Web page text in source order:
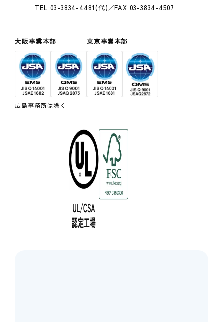
TEL 03-3834-4481(代)／FAX 03-3834-4507
大阪事業本部
広島事務所は除く
東京事業本部